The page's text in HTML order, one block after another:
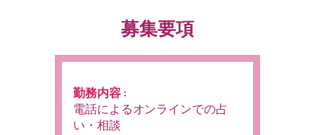
募集要項
勤務内容 :
電話によるオンラインでの占
い・相談